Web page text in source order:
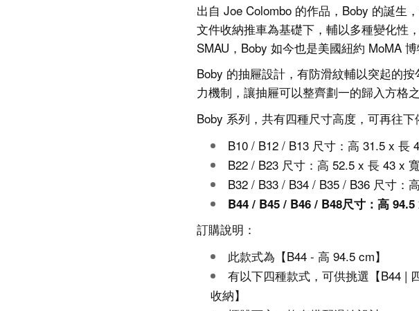
出自 Joe Colombo 的作品，Boby 的誕生
文件收納推車為基礎下，輔以多種變化性
SMAU，Boby 如今也是美國紐約 MoMA 博
Boby 的抽屜設計，有防滑紋輔以突起的
力機制，讓抽屜可以整齊劃一的歸入方格之
Boby 系列，共有四種尺寸高度，可再往
B10 / B12 / B13 尺寸：高 31.5 x 長
B22 / B23 尺寸：高 52.5 x 長 43 x
B32 / B33 / B34 / B35 / B36 尺寸：
B44 / B45 / B46 / B48尺寸：高
訂購說明：
此款式為【B44 - 高 94.5 cm】
有以下四種款式，可供挑選【B44 |
收納】